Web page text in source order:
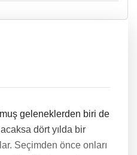
geleneklerden biri de
dört yılda bir
Seçimden önce onları